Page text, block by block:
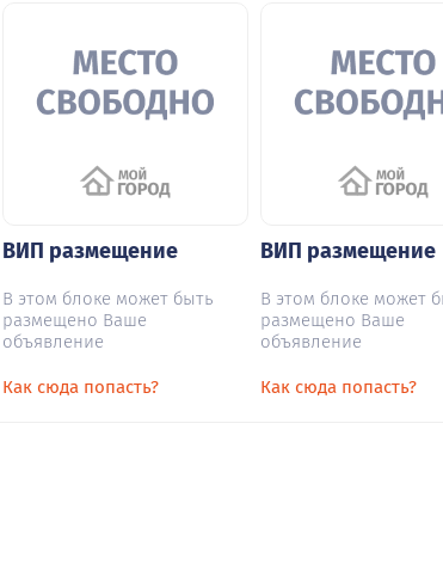
ВИП размещение
В этом блоке может быть
размещено Ваше
объявление
Как сюда попасть?
ВИП размещение
В этом блоке может
размещено Ваше
объявление
Как сюда попасть?